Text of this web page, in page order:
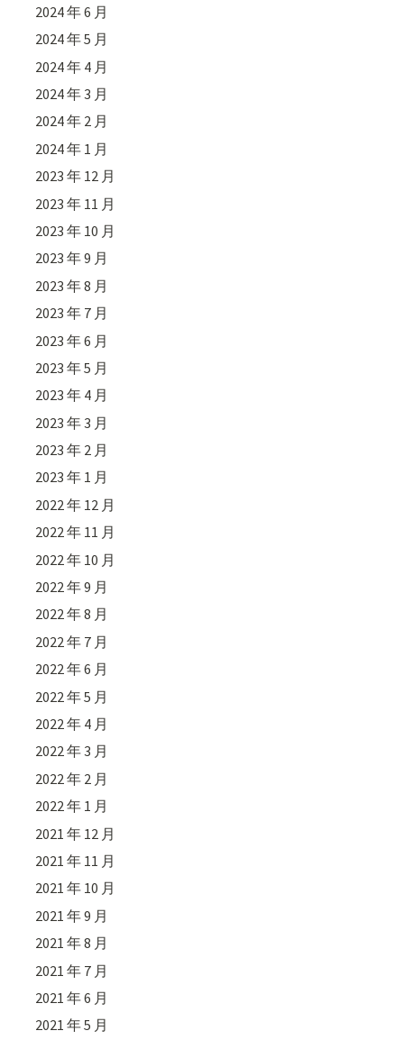
2024 年 6 月
2024 年 5 月
2024 年 4 月
2024 年 3 月
2024 年 2 月
2024 年 1 月
2023 年 12 月
2023 年 11 月
2023 年 10 月
2023 年 9 月
2023 年 8 月
2023 年 7 月
2023 年 6 月
2023 年 5 月
2023 年 4 月
2023 年 3 月
2023 年 2 月
2023 年 1 月
2022 年 12 月
2022 年 11 月
2022 年 10 月
2022 年 9 月
2022 年 8 月
2022 年 7 月
2022 年 6 月
2022 年 5 月
2022 年 4 月
2022 年 3 月
2022 年 2 月
2022 年 1 月
2021 年 12 月
2021 年 11 月
2021 年 10 月
2021 年 9 月
2021 年 8 月
2021 年 7 月
2021 年 6 月
2021 年 5 月